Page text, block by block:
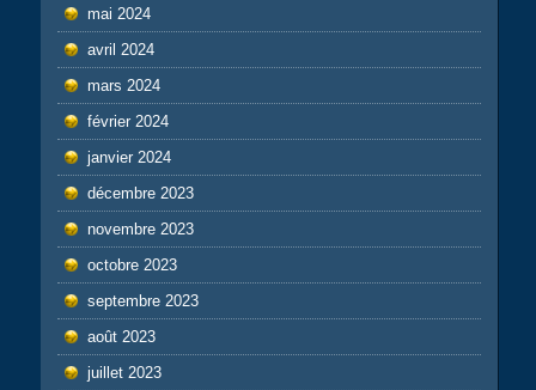
mai 2024
avril 2024
mars 2024
février 2024
janvier 2024
décembre 2023
novembre 2023
octobre 2023
septembre 2023
août 2023
juillet 2023